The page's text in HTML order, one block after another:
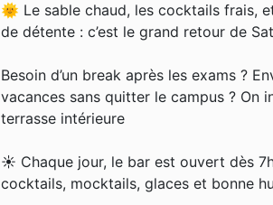
🌞 Le sable chaud, les cocktails frais,
de détente : c’est le grand retour de
Besoin d’un break après les exams ?
vacances sans quitter le campus ? On
terrasse intérieure
☀️ Chaque jour, le bar est ouvert dès
cocktails, mocktails, glaces et bonne